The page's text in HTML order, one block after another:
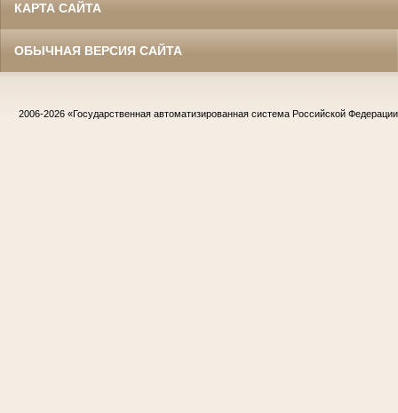
КАРТА САЙТА
ОБЫЧНАЯ ВЕРСИЯ САЙТА
2006-2026 «Государственная автоматизированная система Российской